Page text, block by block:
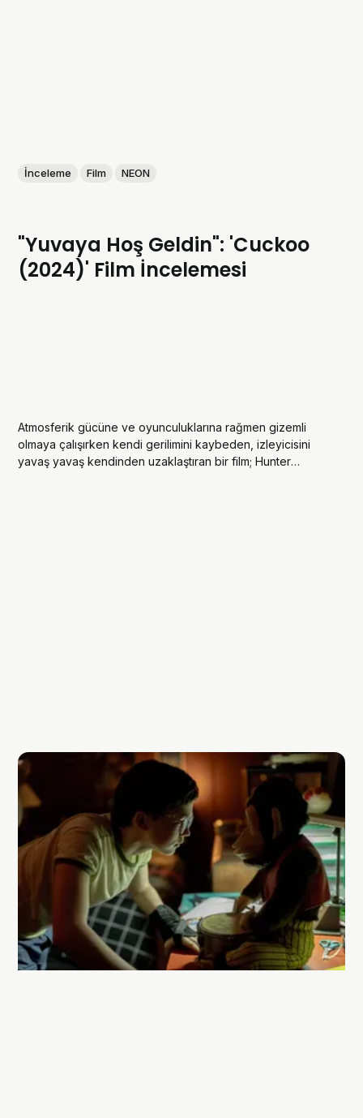
İnceleme Film NEON
"Yuvaya Hoş Geldin": 'Cuckoo
(2024)' Film İncelemesi
Atmosferik gücüne ve oyunculuklarına rağmen gizemli
olmaya çalışırken kendi gerilimini kaybeden, izleyicisini
yavaş yavaş kendinden uzaklaştıran bir film; Hunter